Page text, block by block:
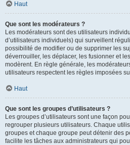
Haut
Que sont les modérateurs ?
Les modérateurs sont des utilisateurs
d’utilisateurs individuels) qui surveillent
possibilité de modifier ou de supprimer les
déverrouiller, les déplacer, les fusionner et
modèrent. En règle générale, les
utilisateurs respectent les règles imposées
Haut
Que sont les groupes d’utilisateurs ?
Les groupes d’utilisateurs sont une façon
regrouper plusieurs utilisateurs. Chaque
groupes et chaque groupe peut détenir des
facilite les tâches aux administrateurs qui